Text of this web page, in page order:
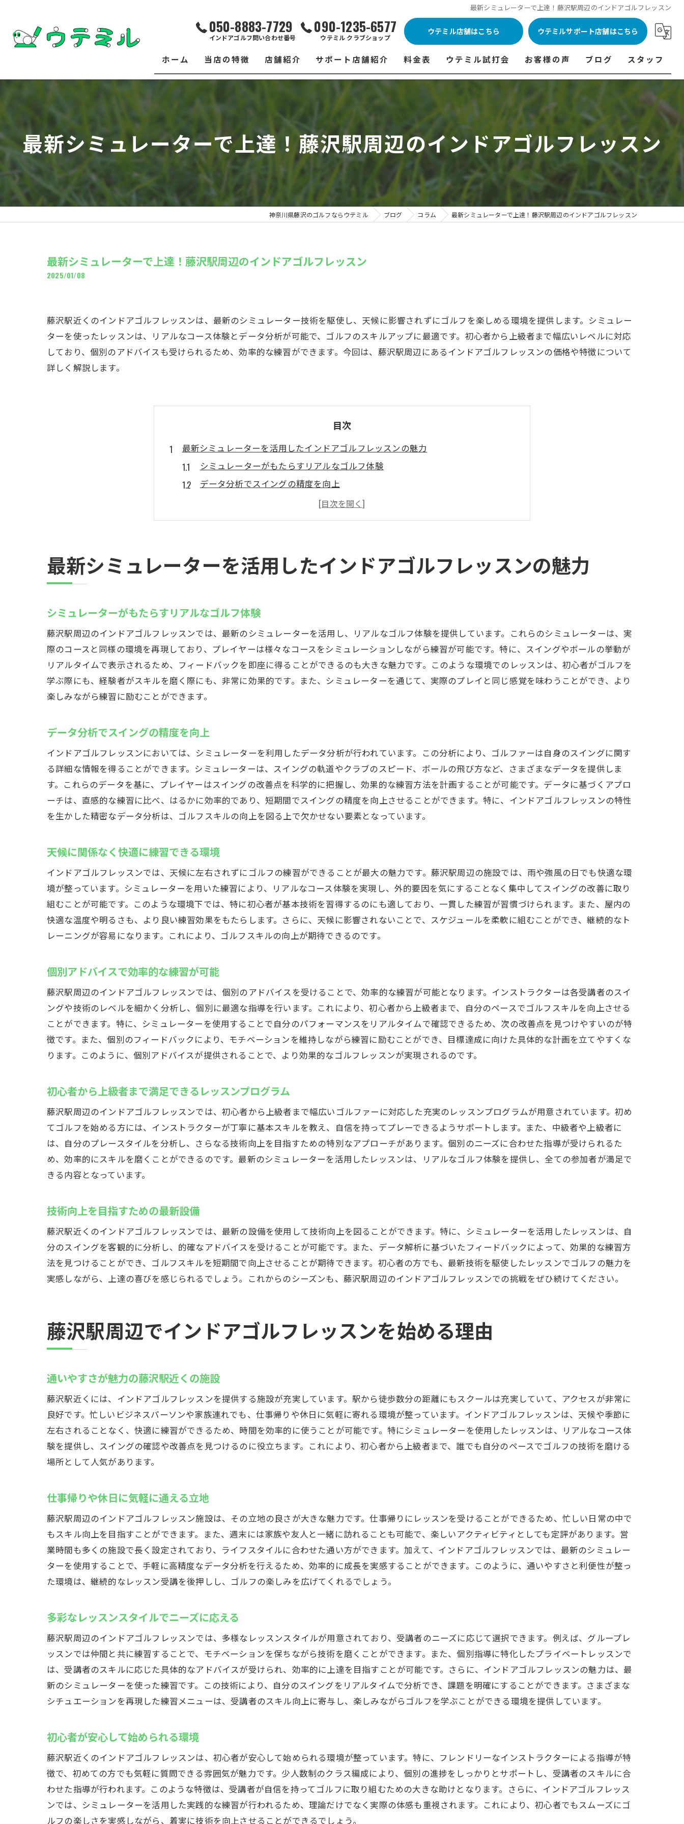
最新シミュレーターで上達！藤沢駅周辺のインドアゴルフレッスン
050-8883-7729
インドアゴルフ問い合わせ番号
090-1235-6577
ウテミル クラブショップ
ウテミル店舗はこちら ウテミルサポート店舗はこちら
ホーム 当店の特徴
練習場
フィッティング
店舗紹介
ウテミル 浦安駅前店
市原インドアゴルフ
ウテミルスクール高崎店
サポート店舗紹介
シミュレーションゴルフ Caddy
スズヨンゴルフクラブ(SUZU4-GOLFCLUB)
料金表
浦安駅前店 料金表
市原インドアゴルフ 料金表
ウテミルスクール高崎店 料金表
サポート店舗 料金表
シミュレーションゴルフ Caddy 料金表
ウテミル試打会
ウテミル試打会とは・・・
ウテミル試打会日程
フィッテイング・試打会 商品ラインナップ一覧
よくある質問
試打会開催受付
お客様の声
フィッテイング・試打会参加者の声
ブログ スタッフ
代表あいさつ
最新シミュレーターで上達！藤沢駅周辺のインドアゴルフレッスン
神奈川県藤沢のゴルフならウテミル ブログ コラム 最新シミュレーターで上達！藤沢駅周辺のインドアゴルフレッスン
最新シミュレーターで上達！藤沢駅周辺のインドアゴルフレッスン
2025/01/08
藤沢駅近くのインドアゴルフレッスンは、最新のシミュレーター技術を駆使し、天候に影響されずにゴルフを楽しめる環境を提供します。シミュレー
ターを使ったレッスンは、リアルなコース体験とデータ分析が可能で、ゴルフのスキルアップに最適です。初心者から上級者まで幅広いレベルに対応
しており、個別のアドバイスも受けられるため、効率的な練習ができます。今回は、藤沢駅周辺にあるインドアゴルフレッスンの価格や特徴について
詳しく解説します。
目次
最新シミュレーターを活用したインドアゴルフレッスンの魅力
シミュレーターがもたらすリアルなゴルフ体験
データ分析でスイングの精度を向上
天候に関係なく快適に練習できる環境
個別アドバイスで効率的な練習が可能
技術向上を目指すための最新設備
藤沢駅周辺でインドアゴルフレッスンを始める理由
仕事帰りや休日に気軽に通える立地
初心者が安心して始められる環境
上級者に適した高度なレッスン内容
ライフスタイルに合わせた料金プラン
インドアゴルフレッスンで天候に左右されない練習環境を手に入れる
雨の日でも快適に練習できる設備
年間を通じて継続的に練習可能
快適な室内環境でストレスフリーな練習
天候に振り回されないスケジュール管理
モチベーションを維持するための環境
初心者から上級者まで対応ウテミル藤沢店なら川名ゴルフクラブでのレッスンが可能
ウテミル藤沢店の特徴とメリット
川名ゴルフクラブでの実践的なレッスン
個別サポートで初心者も安心
上級者に適した高度なトレーニング
レベルアップを目指す継続的なサポート
最新技術を活用したスキルアッププログラム
個別ニーズに応える柔軟なレッスン内容
プロからの直接指導で上達を実感
スイングの改善に特化したトレーニング
結果を重視したスキルアップへの道
シミュレーターで実現するリアリティ
各コースの特徴をシミュレーターで再現
戦略的なコース攻略の練習が可能
リアルな状況でのスキルを磨く
擬似的な試合体験でメンタルを鍛える
自分の癖を把握し修正する方法
分析を活用した効果的な練習メニュー
目標達成に向けた計画的なトレーニング
スイングを強化するためのフィードバック
藤沢駅周辺のインドアゴルフレッスンの価格と選び方
料金体系を理解して賢く選ぶ
コストパフォーマンスの高いレッスンを見つける
自分に合ったレッスンプランの選び方
費用対効果を考慮した選択基準
お得に通うためのポイントと注意点
最新シミュレーターを活用したインドアゴルフレッスンの魅力
シミュレーターがもたらすリアルなゴルフ体験
藤沢駅周辺のインドアゴルフレッスンでは、最新のシミュレーターを活用し、リアルなゴルフ体験を提供しています。これらのシミュレーターは、実
際のコースと同様の環境を再現しており、プレイヤーは様々なコースをシミュレーションしながら練習が可能です。特に、スイングやボールの挙動が
リアルタイムで表示されるため、フィードバックを即座に得ることができるのも大きな魅力です。このような環境でのレッスンは、初心者がゴルフを
学ぶ際にも、経験者がスキルを磨く際にも、非常に効果的です。また、シミュレーターを通じて、実際のプレイと同じ感覚を味わうことができ、より
楽しみながら練習に励むことができます。
データ分析でスイングの精度を向上
インドアゴルフレッスンにおいては、シミュレーターを利用したデータ分析が行われています。この分析により、ゴルファーは自身のスイングに関す
る詳細な情報を得ることができます。シミュレーターは、スイングの軌道やクラブのスピード、ボールの飛び方など、さまざまなデータを提供しま
す。これらのデータを基に、プレイヤーはスイングの改善点を科学的に把握し、効果的な練習方法を計画することが可能です。データに基づくアプロ
ーチは、直感的な練習に比べ、はるかに効率的であり、短期間でスイングの精度を向上させることができます。特に、インドアゴルフレッスンの特性
を生かした精密なデータ分析は、ゴルフスキルの向上を図る上で欠かせない要素となっています。
天候に関係なく快適に練習できる環境
インドアゴルフレッスンでは、天候に左右されずにゴルフの練習ができることが最大の魅力です。藤沢駅周辺の施設では、雨や強風の日でも快適な環
境が整っています。シミュレーターを用いた練習により、リアルなコース体験を実現し、外的要因を気にすることなく集中してスイングの改善に取り
組むことが可能です。このような環境下では、特に初心者が基本技術を習得するのにも適しており、一貫した練習が習慣づけられます。また、屋内の
快適な温度や明るさも、より良い練習効果をもたらします。さらに、天候に影響されないことで、スケジュールを柔軟に組むことができ、継続的なト
レーニングが容易になります。これにより、ゴルフスキルの向上が期待できるのです。
個別アドバイスで効率的な練習が可能
藤沢駅周辺のインドアゴルフレッスンでは、個別のアドバイスを受けることで、効率的な練習が可能となります。インストラクターは各受講者のスイ
ングや技術のレベルを細かく分析し、個別に最適な指導を行います。これにより、初心者から上級者まで、自分のペースでゴルフスキルを向上させる
ことができます。特に、シミュレーターを使用することで自分のパフォーマンスをリアルタイムで確認できるため、次の改善点を見つけやすいのが特
徴です。また、個別のフィードバックにより、モチベーションを維持しながら練習に励むことができ、目標達成に向けた具体的な計画を立てやすくな
ります。このように、個別アドバイスが提供されることで、より効果的なゴルフレッスンが実現されるのです。
初心者から上級者まで満足できるレッスンプログラム
藤沢駅周辺のインドアゴルフレッスンでは、初心者から上級者まで幅広いゴルファーに対応した充実のレッスンプログラムが用意されています。初め
てゴルフを始める方には、インストラクターが丁寧に基本スキルを教え、自信を持ってプレーできるようサポートします。また、中級者や上級者に
は、自分のプレースタイルを分析し、さらなる技術向上を目指すための特別なアプローチがあります。個別のニーズに合わせた指導が受けられるた
め、効率的にスキルを磨くことができるのです。最新のシミュレーターを活用したレッスンは、リアルなゴルフ体験を提供し、全ての参加者が満足で
きる内容となっています。
技術向上を目指すための最新設備
藤沢駅近くのインドアゴルフレッスンでは、最新の設備を使用して技術向上を図ることができます。特に、シミュレーターを活用したレッスンは、自
分のスイングを客観的に分析し、的確なアドバイスを受けることが可能です。また、データ解析に基づいたフィードバックによって、効果的な練習方
法を見つけることができ、ゴルフスキルを短期間で向上させることが期待できます。初心者の方でも、最新技術を駆使したレッスンでゴルフの魅力を
実感しながら、上達の喜びを感じられるでしょう。これからのシーズンも、藤沢駅周辺のインドアゴルフレッスンでの挑戦をぜひ続けてください。
藤沢駅周辺でインドアゴルフレッスンを始める理由
通いやすさが魅力の藤沢駅近くの施設
藤沢駅近くには、インドアゴルフレッスンを提供する施設が充実しています。駅から徒歩数分の距離にもスクールは充実していて、アクセスが非常に
良好です。忙しいビジネスパーソンや家族連れでも、仕事帰りや休日に気軽に寄れる環境が整っています。インドアゴルフレッスンは、天候や季節に
左右されることなく、快適に練習ができるため、時間を効率的に使うことが可能です。特にシミュレーターを使用したレッスンは、リアルなコース体
験を提供し、スイングの確認や改善点を見つけるのに役立ちます。これにより、初心者から上級者まで、誰でも自分のペースでゴルフの技術を磨ける
場所として人気があります。
仕事帰りや休日に気軽に通える立地
藤沢駅周辺のインドアゴルフレッスン施設は、その立地の良さが大きな魅力です。仕事帰りにレッスンを受けることができるため、忙しい日常の中で
もスキル向上を目指すことができます。また、週末には家族や友人と一緒に訪れることも可能で、楽しいアクティビティとしても定評があります。営
業時間も多くの施設で長く設定されており、ライフスタイルに合わせた通い方ができます。加えて、インドアゴルフレッスンでは、最新のシミュレー
ターを使用することで、手軽に高精度なデータ分析を行えるため、効率的に成長を実感することができます。このように、通いやすさと利便性が整っ
た環境は、継続的なレッスン受講を後押しし、ゴルフの楽しみを広げてくれるでしょう。
多彩なレッスンスタイルでニーズに応える
藤沢駅周辺のインドアゴルフレッスンでは、多様なレッスンスタイルが用意されており、受講者のニーズに応じて選択できます。例えば、グループレ
ッスンでは仲間と共に練習することで、モチベーションを保ちながら技術を磨くことができます。また、個別指導に特化したプライベートレッスンで
は、受講者のスキルに応じた具体的なアドバイスが受けられ、効率的に上達を目指すことが可能です。さらに、インドアゴルフレッスンの魅力は、最
新のシミュレーターを使った練習です。この技術により、自分のスイングをリアルタイムで分析でき、課題を明確にすることができます。さまざまな
シチュエーションを再現した練習メニューは、受講者のスキル向上に寄与し、楽しみながらゴルフを学ぶことができる環境を提供しています。
初心者が安心して始められる環境
藤沢駅近くのインドアゴルフレッスンは、初心者が安心して始められる環境が整っています。特に、フレンドリーなインストラクターによる指導が特
徴で、初めての方でも気軽に質問できる雰囲気が魅力です。少人数制のクラス編成により、個別の進捗をしっかりとサポートし、受講者のスキルに合
わせた指導が行われます。このような特徴は、受講者が自信を持ってゴルフに取り組むための大きな助けとなります。さらに、インドアゴルフレッス
ンでは、シミュレーターを活用した実践的な練習が行われるため、理論だけでなく実際の体感も重視されます。これにより、初心者でもスムーズにゴ
ルフの楽しさを実感しながら、着実に技術を向上させることができるでしょう。